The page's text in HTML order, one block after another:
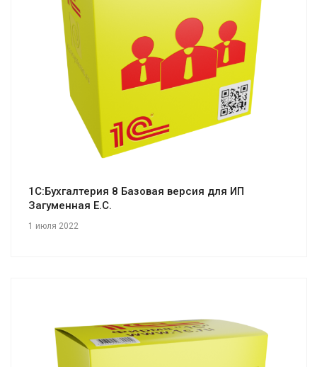
Смотреть проект
1С:Бухгалтерия 8 Базовая версия для ИП
Загуменная Е.С.
1 июля 2022